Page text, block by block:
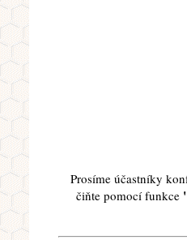
Prosíme účastníky
čiňte pomocí funkce